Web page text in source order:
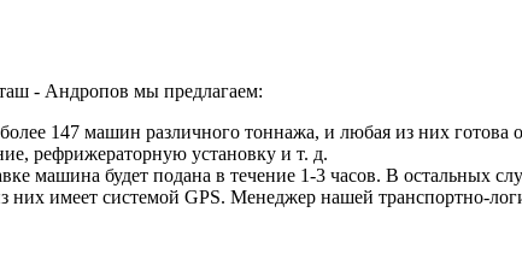
- Андропов мы предлагаем:
147 машин различного тоннажа, и любая из них готова
рефрижераторную установку и т. д.
машина будет подана в течение 1-3 часов. В остальных
них имеет системой GPS. Менеджер нашей транспортно-